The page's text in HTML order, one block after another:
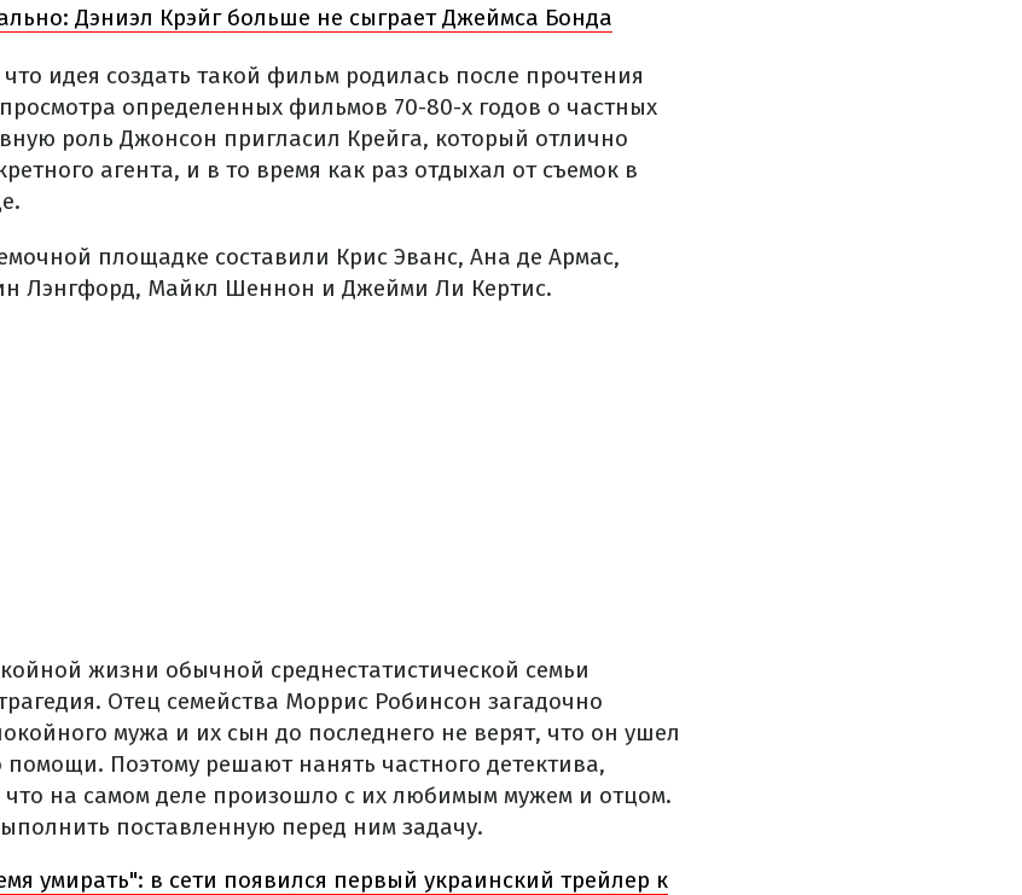
Дэниэл Крэйг больше не сыграет Джеймса Бонда
идея создать такой фильм родилась после прочтения
определенных фильмов 70-80-х годов о частных
роль Джонсон пригласил Крейга, который отлично
агента, и в то время как раз отдыхал от съемок в
площадке составили Крис Эванс, Ана де Армас,
Лэнгфорд, Майкл Шеннон и Джейми Ли Кертис.
жизни обычной среднестатистической семьи
Отец семейства Моррис Робинсон загадочно
мужа и их сын до последнего не верят, что он ушел
Поэтому решают нанять частного детектива,
что на самом деле произошло с их любимым мужем и отцом.
поставленную перед ним задачу.
умирать": в сети появился первый украинский трейлер к